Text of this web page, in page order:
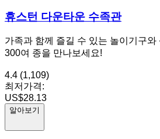
휴스턴 다운타운 수족관
가족과 함께 즐길 수 있는 놀이기구와
300여 종을 만나보세요!
4.4 (1,109)
최저가격:
US$28.13
알아보기